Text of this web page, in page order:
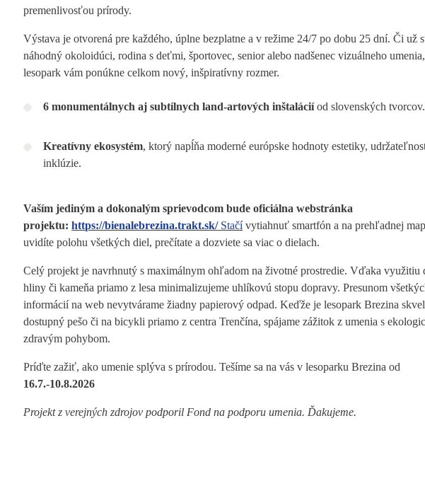
premenlivosťou prírody.
Výstava je otvorená pre každého, úplne bezplatne a v režime 24/7 po dobu 25 dní. Či už
náhodný okoloidúci, rodina s deťmi, športovec, senior alebo nadšenec vizuálneho umenia,
lesopark vám ponúkne celkom nový, inšpiratívny rozmer.
6 monumentálnych aj subtílnych land-artových inštaláciíod slovenských tvorcov.
Kreatívny ekosystém, ktorý napĺňa moderné európske hodnoty estetiky,
inklúzie.
Vaším jediným a dokonalým sprievodcom bude oficiálna webstránka
projektu:https://bienalebrezina.trakt.sk/Stačívytiahnuť smartfón a na prehľadnej
uvidíte polohu všetkých diel, prečítate a dozviete sa viac o dielach.
Celý projekt je navrhnutý s maximálnym ohľadom na životné prostredie. Vďaka využitiu
hliny či kameňa priamo z lesa minimalizujeme uhlíkovú stopu dopravy. Presunom
informácií na web nevytvárame žiadny papierový odpad. Keďže je lesopark Brezina
dostupný pešo či na bicykli priamo z centra Trenčína, spájame zážitok z umenia s
zdravým pohybom.
Príďte zažiť, ako umenie splýva s prírodou. Tešíme sa na vás v lesoparku Brezina od
16.7.-10.8.2026
Projekt z verejných zdrojov podporil Fond na podporu umenia. Ďakujeme.